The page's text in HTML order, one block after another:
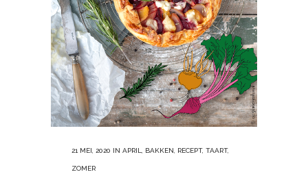
21 MEI, 2020 IN APRIL BAKKEN RECEPT, TAART,
ZOMER